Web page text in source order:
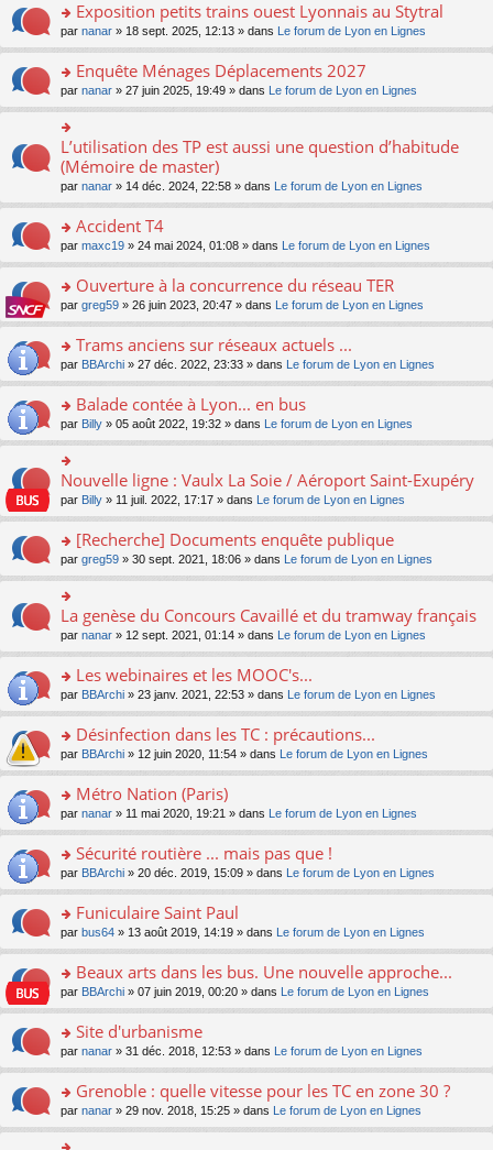
ult
er
le
m
e
s
g
e
n
o
lu
le
pl
u
s
e
nt
o
n
ult
er
le
m
s
a
e
n
o
lu
le
pl
u
s
e
nt
Exposition petits trains ouest Lyonnais au Stytral
par nanar » 18 sept. 2025, 12:13 » dans Le forum de Lyon en Lignes
o
n
s
ult
er
le
m
e
s
a
e
n
o
lu
le
pl
u
s
c
nt
Enquête Ménages Déplacements 2027
par nanar » 27 juin 2025, 19:49 » dans Le forum de Lyon en Lignes
n
s
ult
er
le
m
e
s
a
g
e
n
lu
le
pl
u
s
c
e
nt
L’utilisation des TP est aussi une question d’habitude
(Mémoire de master)
par nanar » 14 déc. 2024, 22:58 » dans Le forum de Lyon en Lignes
o
n
ult
er
le
m
e
a
g
e
n
o
lu
pl
u
s
ré
c
e
nt
Accident T4
par maxc19 » 24 mai 2024, 01:08 » dans Le forum de Lyon en Lignes
o
n
ult
er
le
m
e
s
g
e
n
o
lu
pl
u
s
ré
e
nt
Ouverture à la concurrence du réseau TER
par greg59 » 26 juin 2023, 20:47 » dans Le forum de Lyon en Lignes
o
n
ult
er
le
m
e
s
g
e
n
o
n
le
u
s
ré
e
nt
Trams anciens sur réseaux actuels ...
par BBArchi » 27 déc. 2022, 23:33 » dans Le forum de Lyon en Lignes
o
n
s
ult
er
le
m
e
s
a
e
n
o
n
le
u
s
ré
e
nt
Balade contée à Lyon... en bus
par Billy » 05 août 2022, 19:32 » dans Le forum de Lyon en Lignes
o
n
er
le
m
e
s
a
g
e
n
o
lu
le
pl
u
s
e
nt
Nouvelle ligne : Vaulx La Soie / Aéroport Saint-Exupéry
par Billy » 11 juil. 2022, 17:17 » dans Le forum de Lyon en Lignes
o
n
s
ult
er
le
m
e
s
g
e
n
o
lu
pl
u
s
c
e
nt
[Recherche] Documents enquête publique
par greg59 » 30 sept. 2021, 18:06 » dans Le forum de Lyon en Lignes
n
er
le
m
e
s
a
g
e
n
n
lu
le
pl
u
c
e
nt
La genèse du Concours Cavaillé et du tramway français
par nanar » 12 sept. 2021, 01:14 » dans Le forum de Lyon en Lignes
o
n
ult
er
le
m
e
a
g
e
n
n
le
pl
u
ré
c
e
nt
Les webinaires et les MOOC's...
par BBArchi » 23 janv. 2021, 22:53 » dans Le forum de Lyon en Lignes
o
n
ult
er
le
m
e
a
g
e
n
n
le
pl
u
ré
c
e
Désinfection dans les TC : précautions...
par BBArchi » 12 juin 2020, 11:54 » dans Le forum de Lyon en Lignes
o
n
ult
er
le
m
e
a
g
e
n
n
le
pl
u
s
Métro Nation (Paris)
par nanar » 11 mai 2020, 19:21 » dans Le forum de Lyon en Lignes
o
n
ult
er
le
m
e
a
g
e
n
n
Sécurité routière ... mais pas que !
par BBArchi » 20 déc. 2019, 15:09 » dans Le forum de Lyon en Lignes
o
n
ult
er
le
m
e
a
g
e
n
Funiculaire Saint Paul
par bus64 » 13 août 2019, 14:19 » dans Le forum de Lyon en Lignes
o
n
ult
er
le
m
e
s
Beaux arts dans les bus. Une nouvelle approche...
par BBArchi » 07 juin 2019, 00:20 » dans Le forum de Lyon en Lignes
o
n
ult
er
le
Site d'urbanisme
par nanar » 31 déc. 2018, 12:53 » dans Le forum de Lyon en Lignes
o
n
s
Grenoble : quelle vitesse pour les TC en zone 30 ?
par nanar » 29 nov. 2018, 15:25 » dans Le forum de Lyon en Lignes